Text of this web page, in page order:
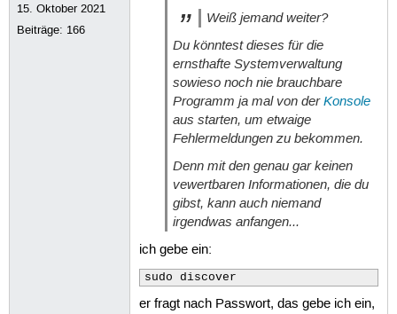
15. Oktober 2021
Beiträge: 166
Weiß jemand weiter?
Du könntest dieses für die
ernsthafte Systemverwaltung
sowieso noch nie brauchbare
Programm ja mal von derKonsole
aus starten, um etwaige
Fehlermeldungen zu bekommen.
Denn mit den genau gar keinen
vewertbaren Informationen, die du
gibst, kann auch niemand
irgendwas anfangen...
ich gebe ein:
sudo discover
er fragt nach Passwort, das gebe ich ein,